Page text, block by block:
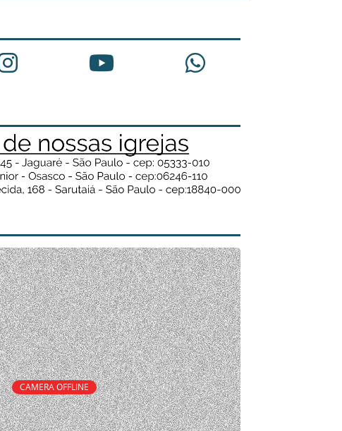
CAMERA OFFLINE